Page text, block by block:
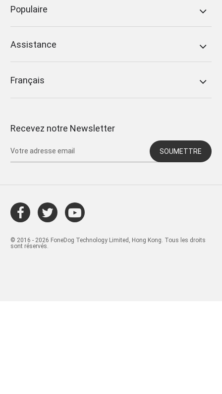
Populaire
Assistance
Français
Recevez notre Newsletter
SOUMETTRE
© 2016 - 2026 FoneDog Technology Limited, Hong Kong. Tous les droits
sont réservés.